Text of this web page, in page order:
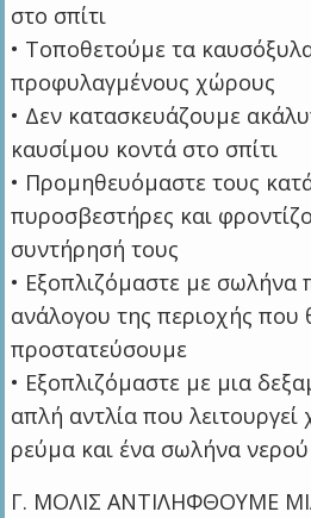
στο σπίτι
• Τοποθετούμε τα
προφυλαγμένους χώρους
• Δεν κατασκευάζουμε
καυσίμου κοντά στο σπίτι
• Προμηθευόμαστε τους
πυροσβεστήρες και
συντήρησή τους
• Εξοπλιζόμαστε με σωλήνα
ανάλογου της περιοχής που
προστατεύσουμε
• Εξοπλιζόμαστε με μια
απλή αντλία που λειτουργεί
ρεύμα και ένα σωλήνα νερού
Γ. ΜΟΛΙΣ ΑΝΤΙΛΗΦΘΟΥΜΕ